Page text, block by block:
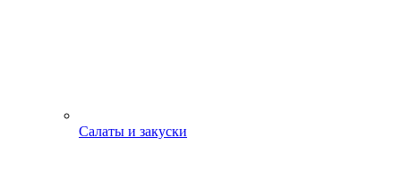
Салаты и закуски